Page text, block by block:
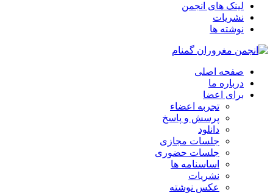
لینک های انجمن
نشریات
نوشته ها
صفحه اصلی
درباره ما
برای اعضا
تجربه اعضاء
پرسش و پاسخ
دانلود
جلسات مجازی
جلسات حضوری
اساسنامه ها
نشریات
عکس نوشته